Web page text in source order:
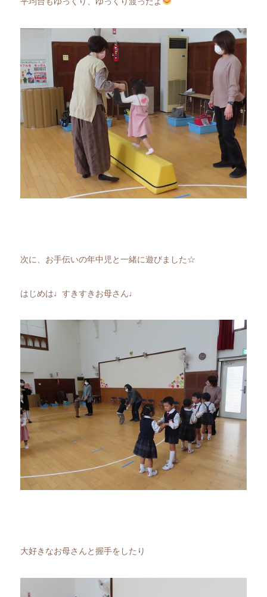
次に、お手伝いの年中児と一緒に遊びました☆
はじめは♩すきすきお母さん♩
大好きなお母さんと握手をしたり